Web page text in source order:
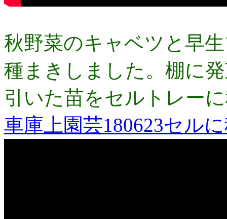
秋野菜のキャベツと早
種まきしました。棚に
引いた苗をセルトレー
車庫上園芸180623セル